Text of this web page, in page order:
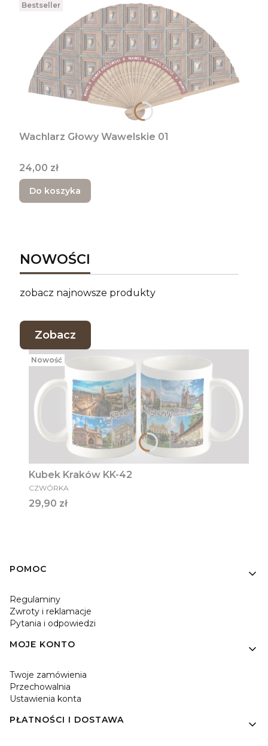
Bestseller
Wachlarz Głowy Wawelskie 01
Cena
24,00 zł
Do koszyka
NOWOŚCI
zobacz najnowsze produkty
Zobacz
Nowość
Kubek Kraków KK-42
PRODUCENT
CZWÓRKA
Cena
29,90 zł
Linki w stopce
POMOC
Regulaminy
Zwroty i reklamacje
Pytania i odpowiedzi
MOJE KONTO
Twoje zamówienia
Przechowalnia
Ustawienia konta
PŁATNOŚCI I DOSTAWA